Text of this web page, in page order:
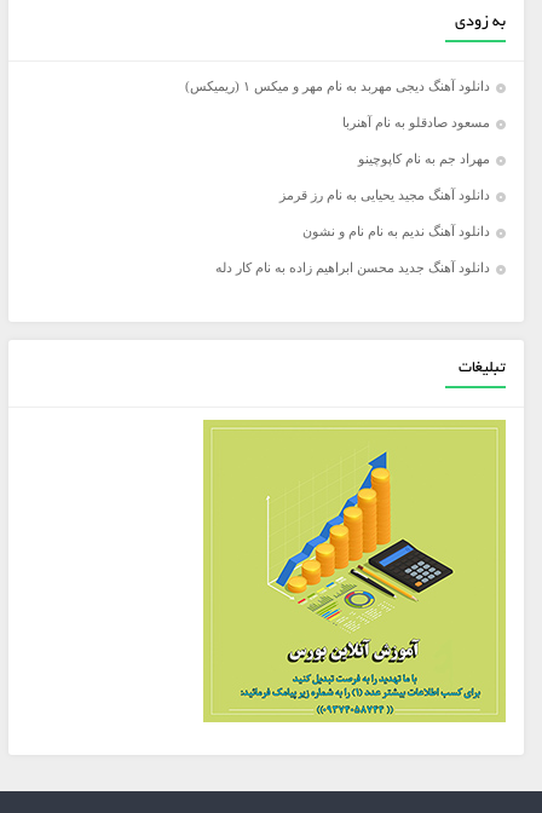
به زودی
دانلود آهنگ دیجی مهربد به نام مهر و میکس ۱ (ریمیکس)
مسعود صادقلو به نام آهنربا
مهراد جم به نام کاپوچینو
دانلود آهنگ مجید یحیایی به نام رز قرمز
دانلود آهنگ ندیم به نام نام و نشون
دانلود آهنگ جدید محسن ابراهیم زاده به نام کار دله
تبلیغات